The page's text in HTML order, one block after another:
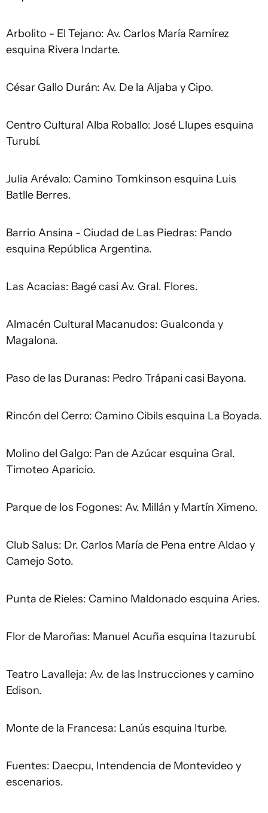
Arbolito - El Tejano: Av. Carlos María Ramírez
esquina Rivera Indarte.
César Gallo Durán: Av. De la Aljaba y Cipo.
Centro Cultural Alba Roballo: José Llupes esquina
Turubí.
Julia Arévalo: Camino Tomkinson esquina Luis
Batlle Berres.
Barrio Ansina - Ciudad de Las Piedras: Pando
esquina República Argentina.
Las Acacias: Bagé casi Av. Gral. Flores.
Almacén Cultural Macanudos: Gualconda y
Magalona.
Paso de las Duranas: Pedro Trápani casi Bayona.
Rincón del Cerro: Camino Cibils esquina La Boyada.
Molino del Galgo: Pan de Azúcar esquina Gral.
Timoteo Aparicio.
Parque de los Fogones: Av. Millán y Martín Ximeno.
Club Salus: Dr. Carlos María de Pena entre Aldao y
Camejo Soto.
Punta de Rieles: Camino Maldonado esquina Aries.
Flor de Maroñas: Manuel Acuña esquina Itazurubí.
Teatro Lavalleja: Av. de las Instrucciones y camino
Edison.
Monte de la Francesa: Lanús esquina Iturbe.
Fuentes: Daecpu, Intendencia de Montevideo y
escenarios.